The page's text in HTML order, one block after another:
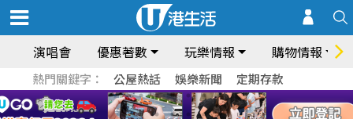
演唱會 優惠著數 玩樂情報 購物情報
熱門關鍵字： 公屋熱話 娛樂新聞 定期存款